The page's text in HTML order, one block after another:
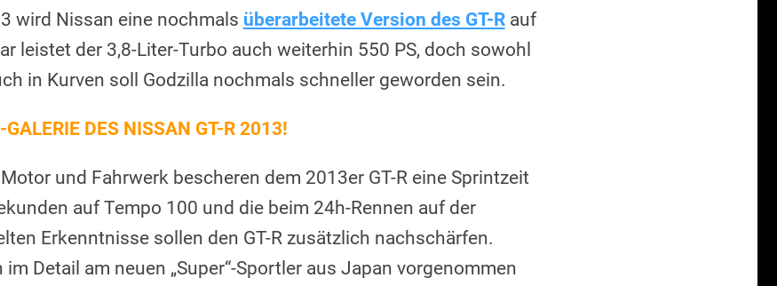
wird Nissan eine nochmals überarbeitete Version des GT-Rauf
leistet der 3,8-Liter-Turbo auch weiterhin 550 PS, doch sowohl
in Kurven soll Godzilla nochmals schneller geworden sein.
GALERIE DES NISSAN GT-R 2013!
und Fahrwerk bescheren dem 2013er GT-R eine Sprintzeit
auf Tempo 100 und die beim 24h-Rennen auf der
Erkenntnisse sollen den GT-R zusätzlich nachschärfen.
Detail am neuen „Super“-Sportler aus Japan vorgenommen